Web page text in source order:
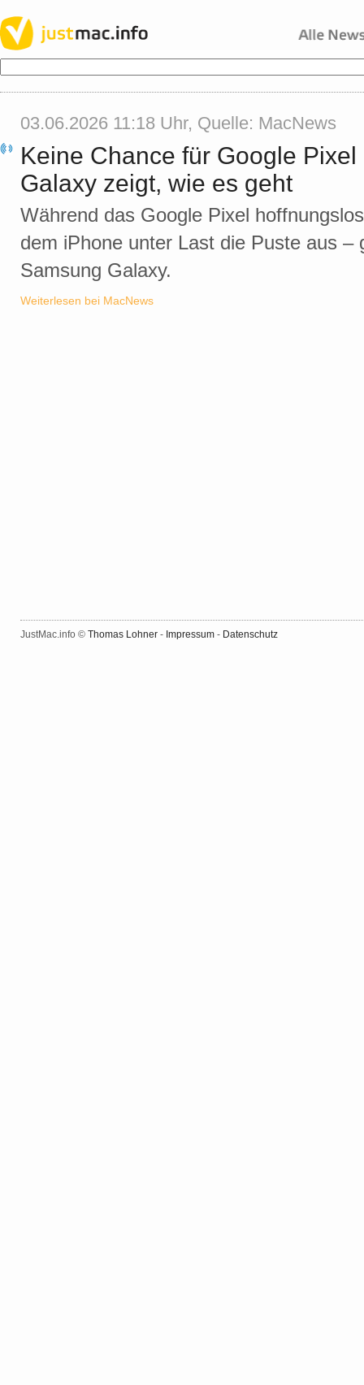
03.06.2026 11:18 Uhr, Quelle: MacNews
Keine Chance für Google
Galaxy zeigt, wie es geht
Während das Google Pixel
dem iPhone unter Last die Puste aus –
Samsung Galaxy.
Weiterlesen bei MacNews
JustMac.info © Thomas Lohner - Impressum - Datenschutz